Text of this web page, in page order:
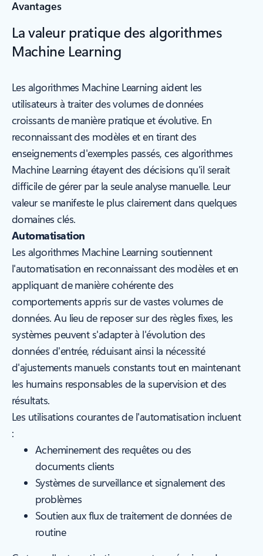
Avantages
La valeur pratique des algorithmes
Machine Learning
Les algorithmes Machine Learning aident les
utilisateurs à traiter des volumes de données
croissants de manière pratique et évolutive. En
reconnaissant des modèles et en tirant des
enseignements d'exemples passés, ces algorithmes
Machine Learning étayent des décisions qu'il serait
difficile de gérer par la seule analyse manuelle. Leur
valeur se manifeste le plus clairement dans quelques
domaines clés.
Automatisation
Les algorithmes Machine Learning soutiennent
l'automatisation en reconnaissant des modèles et en
appliquant de manière cohérente des
comportements appris sur de vastes volumes de
données. Au lieu de reposer sur des règles fixes, les
systèmes peuvent s'adapter à l'évolution des
données d'entrée, réduisant ainsi la nécessité
d'ajustements manuels constants tout en maintenant
les humains responsables de la supervision et des
résultats.
Les utilisations courantes de l'automatisation incluent
:
Acheminement des requêtes ou des
documents clients
Systèmes de surveillance et signalement des
problèmes
Soutien aux flux de traitement de données de
routine